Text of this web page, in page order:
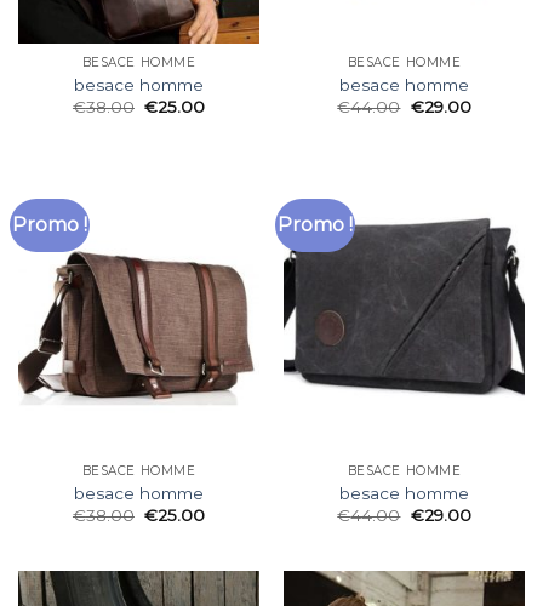
BESACE HOMME
besace homme
€38.00 €25.00
BESACE HOMME
besace homme
€44.00 €29.00
Promo !
BESACE HOMME
besace homme
€38.00 €25.00
Promo !
BESACE HOMME
besace homme
€44.00 €29.00